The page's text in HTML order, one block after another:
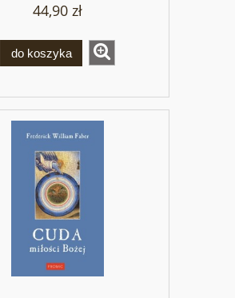
44,90 zł
do koszyka